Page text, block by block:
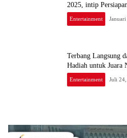
2025, intip
Entertainment
Terbang Langsung
Hadiah untuk Juara
Entertainment Juli